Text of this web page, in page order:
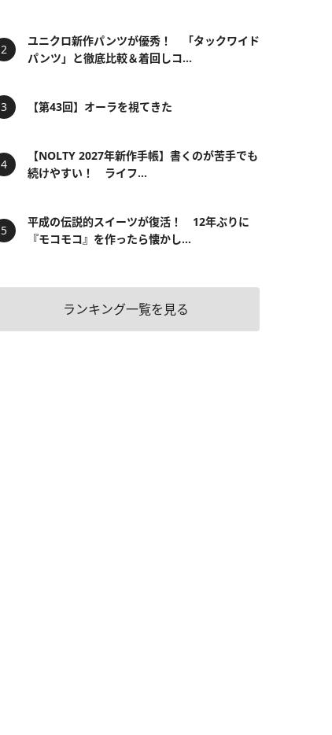
ユニクロ新作パンツが優秀！ 「タックワイド
パンツ」と徹底比較＆着回しコ...
【第43回】オーラを視てきた
【NOLTY 2027年新作手帳】書くのが苦手でも
続けやすい！ ライフ...
平成の伝説的スイーツが復活！ 12年ぶりに
『モコモコ』を作ったら懐かし...
ランキング一覧を見る